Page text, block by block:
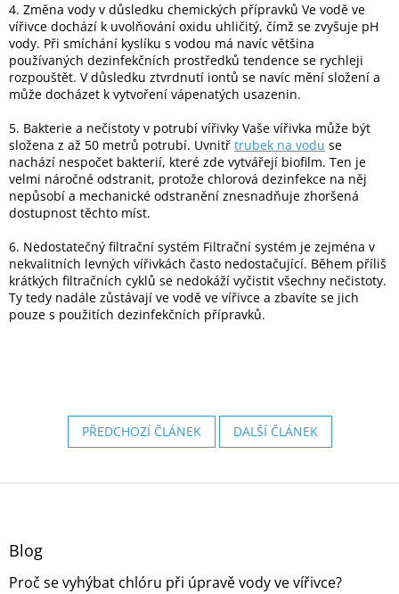
4. Změna vody v důsledku chemických přípravků Ve vodě ve
vířivce dochází k uvolňování oxidu uhličitý, čímž se zvyšuje pH
vody. Při smíchání kyslíku s vodou má navíc většina
používaných dezinfekčních prostředků tendence se rychleji
rozpouštět. V důsledku ztvrdnutí iontů se navíc mění složení a
může docházet k vytvoření vápenatých usazenin.
5. Bakterie a nečistoty v potrubí vířivky Vaše vířivka může být
složena z až 50 metrů potrubí. Uvnitř trubek na vodu se
nachází nespočet bakterií, které zde vytvářejí biofilm. Ten je
velmi náročné odstranit, protože chlorová dezinfekce na něj
nepůsobí a mechanické odstranění znesnadňuje zhoršená
dostupnost těchto míst.
6. Nedostatečný filtrační systém Filtrační systém je zejména v
nekvalitních levných vířivkách často nedostačující. Během příliš
krátkých filtračních cyklů se nedokáží vyčistit všechny nečistoty.
Ty tedy nadále zůstávají ve vodě ve vířivce a zbavíte se jich
pouze s použitích dezinfekčních přípravků.
PŘEDCHOZÍ ČLÁNEK DALŠÍ ČLÁNEK
Z
Blog
Proč se vyhýbat chlóru při úpravě vody ve vířivce?